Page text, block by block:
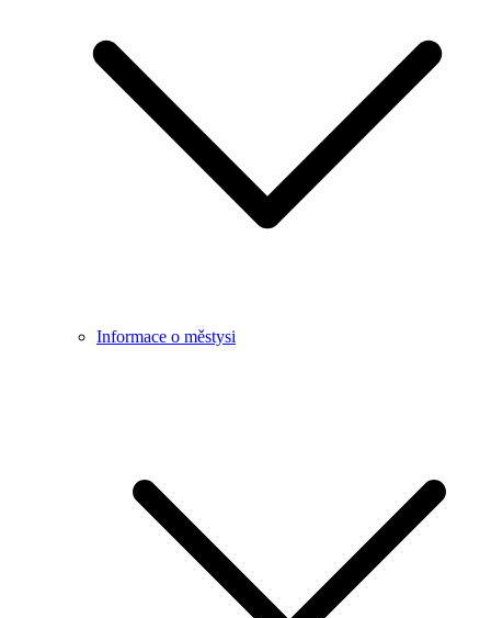
Informace o městysi